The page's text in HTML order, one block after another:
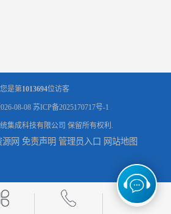
您是第1013694位访客
08-08 苏ICP备2025170717号-1
集成科技有限公司 保留所有权利.
源网 免责声明 管理员入口 网站地图